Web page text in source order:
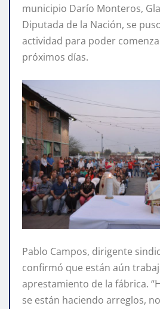
municipio Darío Monteros,
Diputada de la Nación, se
actividad para poder
próximos días.
Pablo Campos, dirigente
confirmó que están aún
aprestamiento de la fábrica.
se están haciendo arreglos,